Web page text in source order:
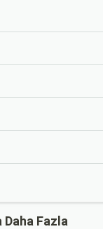
Daha Fazla